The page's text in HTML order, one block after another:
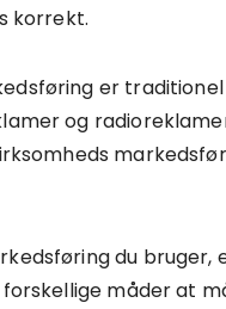
korrekt.
er
og
du
måder at